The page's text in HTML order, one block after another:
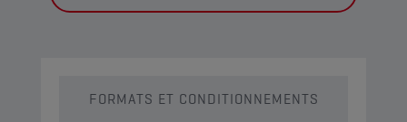
FORMATS ET CONDITIONNEMENTS